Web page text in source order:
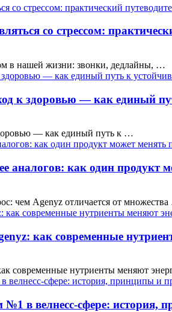
со стрессом:
в нашей жизни: звонки, дедлайны, …
к здоровью — как единый
— как единый путь к …
аналогов: как один продукт
чем Agenyz отличается от
как современные
современные нутриенты меняют
№1 в велнесс-сфере: